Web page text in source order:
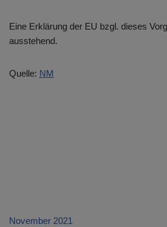
Eine Erklärung der EU bzgl. dieses
ausstehend.
Quelle: NM
November 2021